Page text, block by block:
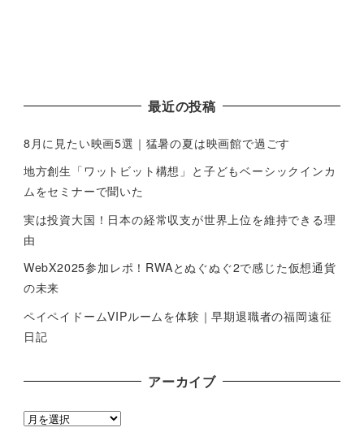
最近の投稿
8月に見たい映画5選｜猛暑の夏は映画館で過ごす
地方創生「ワットビット構想」と子どもベーシックインカ
ムをセミナーで聞いた
実は投資大国！日本の経常収支が世界上位を維持できる理
由
WebX2025参加レポ！RWAとぬぐぬぐ2で感じた仮想通貨
の未来
ペイペイドームVIPルームを体験｜早期退職者の福岡遠征
日記
アーカイブ
ア